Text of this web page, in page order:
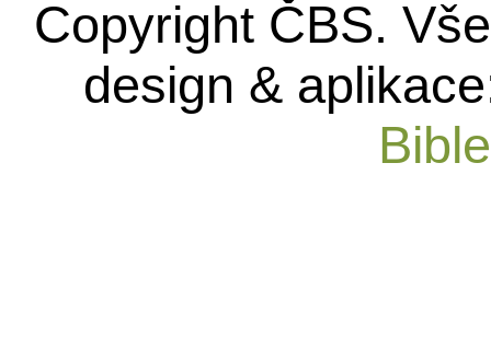
Copyright ČBS.
design &